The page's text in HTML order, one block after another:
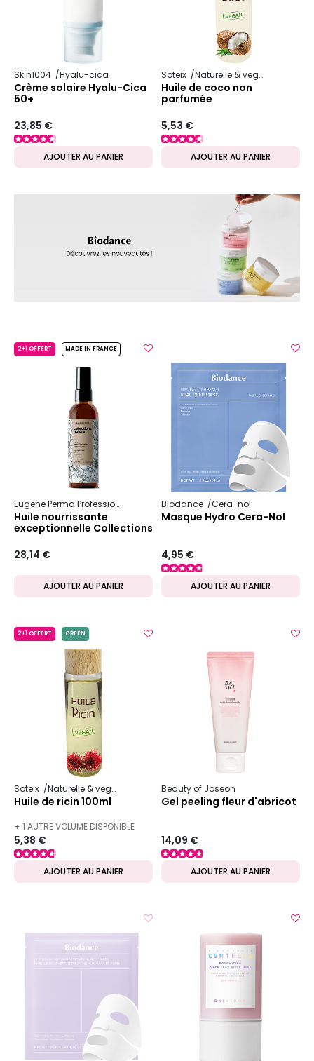
Skin1004 Hyalu-cica
Crème solaire Hyalu-Cica
50+
23,85 €
AJOUTER AU PANIER
Soteix Naturelle & vegan
Huile de coco non
parfumée
5,53 €
AJOUTER AU PANIER
2+1 OFFERT MADE IN FRANCE
Eugene Perma Professionnel Collections Nature Nutrition
Huile nourrissante
exceptionnelle Collections
Nature
28,14 €
AJOUTER AU PANIER
Biodance Cera-nol
Masque Hydro Cera-Nol
4,95 €
AJOUTER AU PANIER
2+1 OFFERT GREEN
Soteix Naturelle & vegan Huile végétale
Huile de ricin 100ml
+ 1 AUTRE VOLUME DISPONIBLE
5,38 €
AJOUTER AU PANIER
Beauty of Joseon
Gel peeling fleur d'abricot
14,09 €
AJOUTER AU PANIER